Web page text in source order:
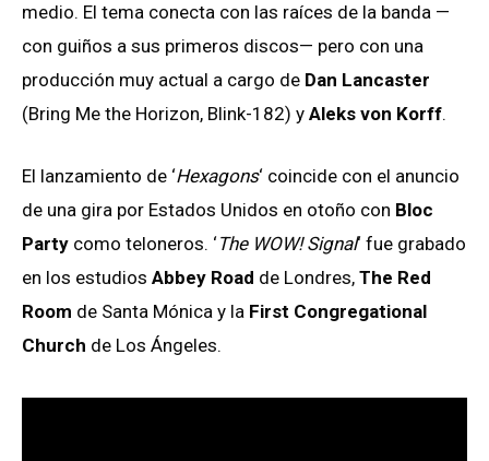
medio. El tema conecta con las raíces de la banda —
con guiños a sus primeros discos— pero con una
producción muy actual a cargo de Dan Lancaster
(Bring Me the Horizon, Blink-182) y Aleks von Korff.
El lanzamiento de ‘Hexagons‘ coincide con el anuncio
de una gira por Estados Unidos en otoño con Bloc
Party como teloneros. ‘The WOW! Signal‘ fue grabado
en los estudios Abbey Road de Londres, The Red
Room de Santa Mónica y la First Congregational
Church de Los Ángeles.